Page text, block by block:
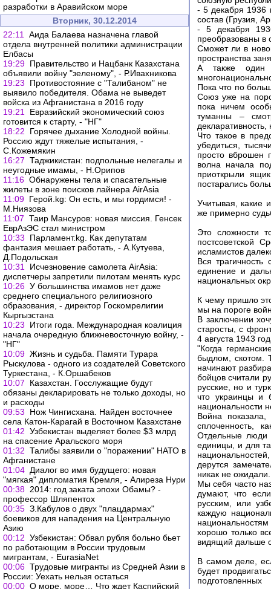
разработки в Аравийском море
Вторник, 30.12.2014
22:11
Аида Балаева назначена главой
отдела внутренней политики администрации
Елбасы
19:29 Правительство и Нацбанк Казахстана
объявили войну "зеленому", - Р.Ивахникова
19:23
Противостояние с "Талибаном" не
выявило победителя. Обама не выведет
войска из Афганистана в 2016 году
19:21
Евразийский экономический союз
готовится к старту, - "НГ"
18:22
Горячее дыхание Холодной войны.
Россию ждут тяжелые испытания, -
С.Кожемякин
16:27 Таджикистан: подпольные нелегалы и
неугодные имамы, - Н.Орипов
11:16 Обнаружены тела и спасательные
жилеты в зоне поисков лайнера AirAsia
11:09 Герой.kg: Он есть, и мы гордимся! -
М.Ниязова
11:07 Таир Мансуров: новая миссия. Генсек
ЕврАзЭС стал министром
10:33
Парламент.kg. Как депутатам
фантазия мешает работать, - А.Кутуева,
Д.Подольская
10:31
Исчезновение самолета AirAsia:
диспетчеры запретили пилотам менять курс
10:26 У большинства имамов нет даже
среднего специального религиозного
образования, - директор Госкомрелигии
Кыргызстана
10:23
Итоги года. Международная коалиция
начала очередную ближневосточную войну, -
"НГ"
10:09 Жизнь и судьба. Памяти Турара
Рыскулова - одного из создателей Советского
Туркестана, - К.Оршабеков
10:07
Казахстан. Госслужащие будут
обязаны декларировать не только доходы, но
и расходы
09:53
Нож Чингисхана. Найден восточнее
села Катон-Карагай в Восточном Казахстане
01:42 Узбекистан выделяет более $3 млрд
на спасение Аральского моря
01:32 Талибы заявили о "поражении" НАТО в
Афганистане
01:04 Диалог во имя будущего: новая
"мягкая" дипломатия Кремля, - Алиреза Нури
00:38 2014: год заката эпохи Обамы? -
профессор Шляпентох
00:35 З.Кабулов о двух "плацдармах"
боевиков для нападения на Центральную
Азию
00:12 Узбекистан: Обвал рубля больно бьет
по работающим в России трудовым
мигрантам, - EurasiaNet
00:06 Трудовые мигранты из Средней Азии в
России: Уехать нельзя остаться
00:00 О море, море… Что ждет Каспийский
- 5 декабря 1936
состав (Грузия,
- 5 декабря
преобразованы в
Сможет ли в
пространства
А также один
Пока что по
Союз уже на
пока ничем
туманны –
декларативность,
Что такое в
убедиться,
просто вброшен
волна начала
приоткрыли
постарались
Учитывая, какие
же примерно
Это сложности
постсоветской
исламистов
Вся
единение и
национальных
К чему пришло
мы на пороге
В заключении
старосты, с
4 августа 1943
"Когда
быдлом, скотом.
начинают
бойцов считали
русские, но и
что украинцы и
национальности
Война
сплоченность,
Отдельные люди
единицы, и для
дерутся
никак не ожидали.
Мы себя часто
думают, что
русским, или
каждую
хорошо только
видящий дальше
В самом деле,
будет